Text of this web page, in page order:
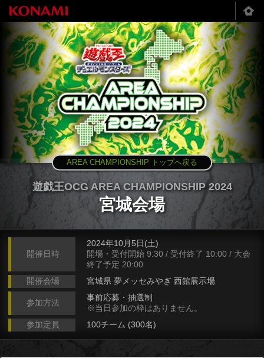
AREA CHAMPIONSHIP トップへ戻る
遊戯王OCG AREA CHAMPIONSHIP 2024
宮城会場
開催日時
2024年10月5日(土)
開場・受付開始 9:30 / 受付終了 10:00 / 大会
終了予定 20:00
開催会場
宮城県 夢メッセみやぎ 西館展示場
参加方法
事前応募・抽選制
※当日参加の枠はありません。
参加定員
100チーム 300名